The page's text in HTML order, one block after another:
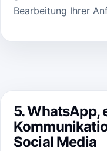
Bearbeitung Ihrer
5. WhatsApp,
Social Media